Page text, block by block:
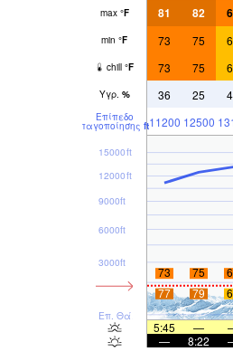
max °F 81 82
min °F 73 75
chill °F 73 75
Υγρ. % 36 25
Επίπεδο
παγοποίησης ft11200 12500
Επ. Θάλ
3000ft
6000ft
9000ft
12000ft
15000ft
73 75
77
79
5:45 —
—
8:22